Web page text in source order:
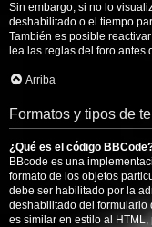
Sin embargo, si no lo
deshabilitado o el tiempo
También es posible
lea las reglas del foro antes
Arriba
Formatos y tipos de
¿Qué es el código
BBcode es una
formato de los objetos
debe ser habilitado por la
deshabilitado del formulario
es similar en estilo al